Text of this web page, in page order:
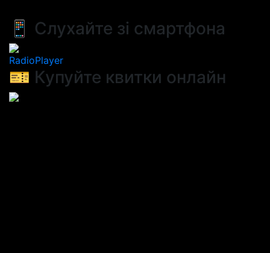
📱 Слухайте зі смартфона
RadioPlayer
🎫 Купуйте квитки онлайн